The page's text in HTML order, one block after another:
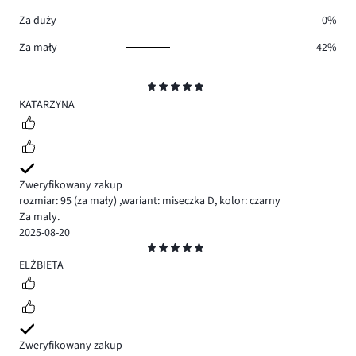
5
KATARZYNA
Zweryfikowany zakup
rozmiar: 95 (za mały) ,wariant: miseczka D, kolor: czarny
Za maly.
2025-08-20
5
ELŻBIETA
Zweryfikowany zakup
Za duży
0%
Za mały
42%